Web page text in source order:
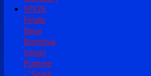
SPF26
Finale
Nina
Bontová
(cover
Pomme